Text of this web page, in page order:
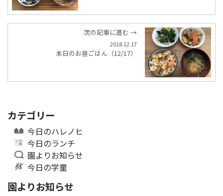
次の記事に進む →
2018.12.17
本日のお昼ごはん（12/17）
カテゴリー
今日のハレノヒ
今日のランチ
園よりお知らせ
今日の学童
園よりお知らせ